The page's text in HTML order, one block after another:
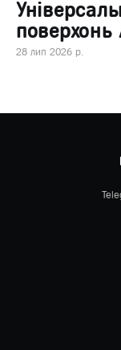
28 лип 2026 р.